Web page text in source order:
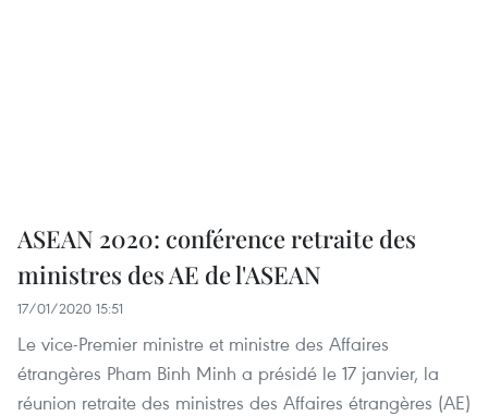
ASEAN 2020: conférence retraite des
ministres des AE de l'ASEAN
17/01/2020 15:51
Le vice-Premier ministre et ministre des Affaires
étrangères Pham Binh Minh a présidé le 17 janvier, la
réunion retraite des ministres des Affaires étrangères (AE)